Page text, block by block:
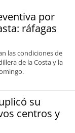
por
ráfagas
las condiciones de
de la Costa y la
su
centros y